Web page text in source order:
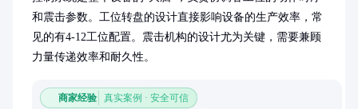
和震击参数。工位转盘的设计直接影响设备的生产效率，常
见的有4-12工位配置。震击机构的设计尤为关键，需要兼顾
力量传递效率和耐久性。
商家经验 真实案例 · 安全可信